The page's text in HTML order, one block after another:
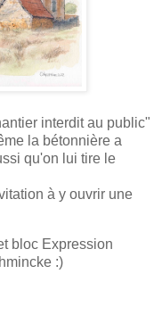
interdit au public"
la bétonnière a
qu'on lui tire le
à y ouvrir une
bloc Expression
:)